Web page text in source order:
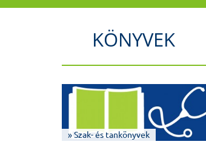
KÖNYVEK
» Szak- és tankönyvek